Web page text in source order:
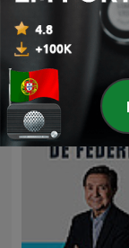
Эхо